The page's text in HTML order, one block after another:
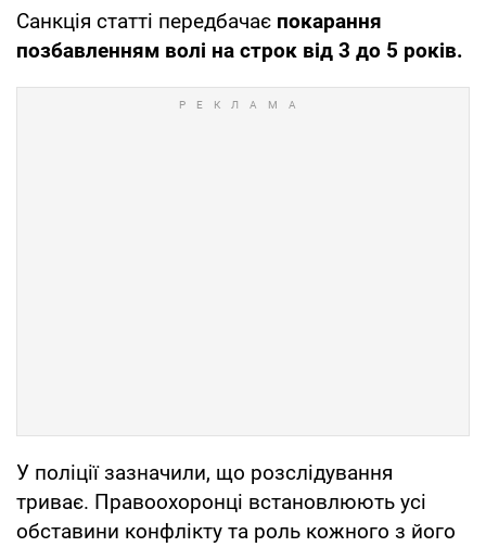
Санкція статті передбачає покарання
позбавленням волі на строк від 3 до 5 років.
У поліції зазначили, що розслідування
триває. Правоохоронці встановлюють усі
обставини конфлікту та роль кожного з його